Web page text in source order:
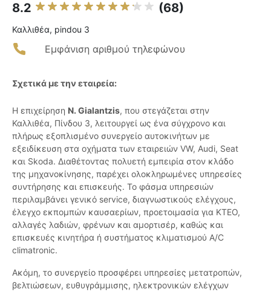
8.2 (68)
Καλλιθέα, pindou 3
Εμφάνιση αριθμού τηλεφώνου
Σχετικά με την εταιρεία:
Η επιχείρηση N. Gialantzis, που στεγάζεται στην
Καλλιθέα, Πίνδου 3, λειτουργεί ως ένα σύγχρονο και
πλήρως εξοπλισμένο συνεργείο αυτοκινήτων με
εξειδίκευση στα οχήματα των εταιρειών VW, Audi, Seat
και Skoda. Διαθέτοντας πολυετή εμπειρία στον κλάδο
της μηχανοκίνησης, παρέχει ολοκληρωμένες υπηρεσίες
συντήρησης και επισκευής. Το φάσμα υπηρεσιών
περιλαμβάνει γενικό service, διαγνωστικούς ελέγχους,
έλεγχο εκπομπών καυσαερίων, προετοιμασία για ΚΤΕΟ,
αλλαγές λαδιών, φρένων και αμορτισέρ, καθώς και
επισκευές κινητήρα ή συστήματος κλιματισμού A/C
climatronic.
Ακόμη, το συνεργείο προσφέρει υπηρεσίες μετατροπών,
βελτιώσεων, ευθυγράμμισης, ηλεκτρονικών ελέγχων